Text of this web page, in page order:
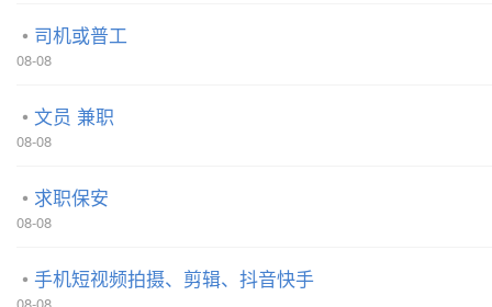
司机或普工
08-08
文员 兼职
08-08
求职保安
08-08
手机短视频拍摄、剪辑、抖音快手